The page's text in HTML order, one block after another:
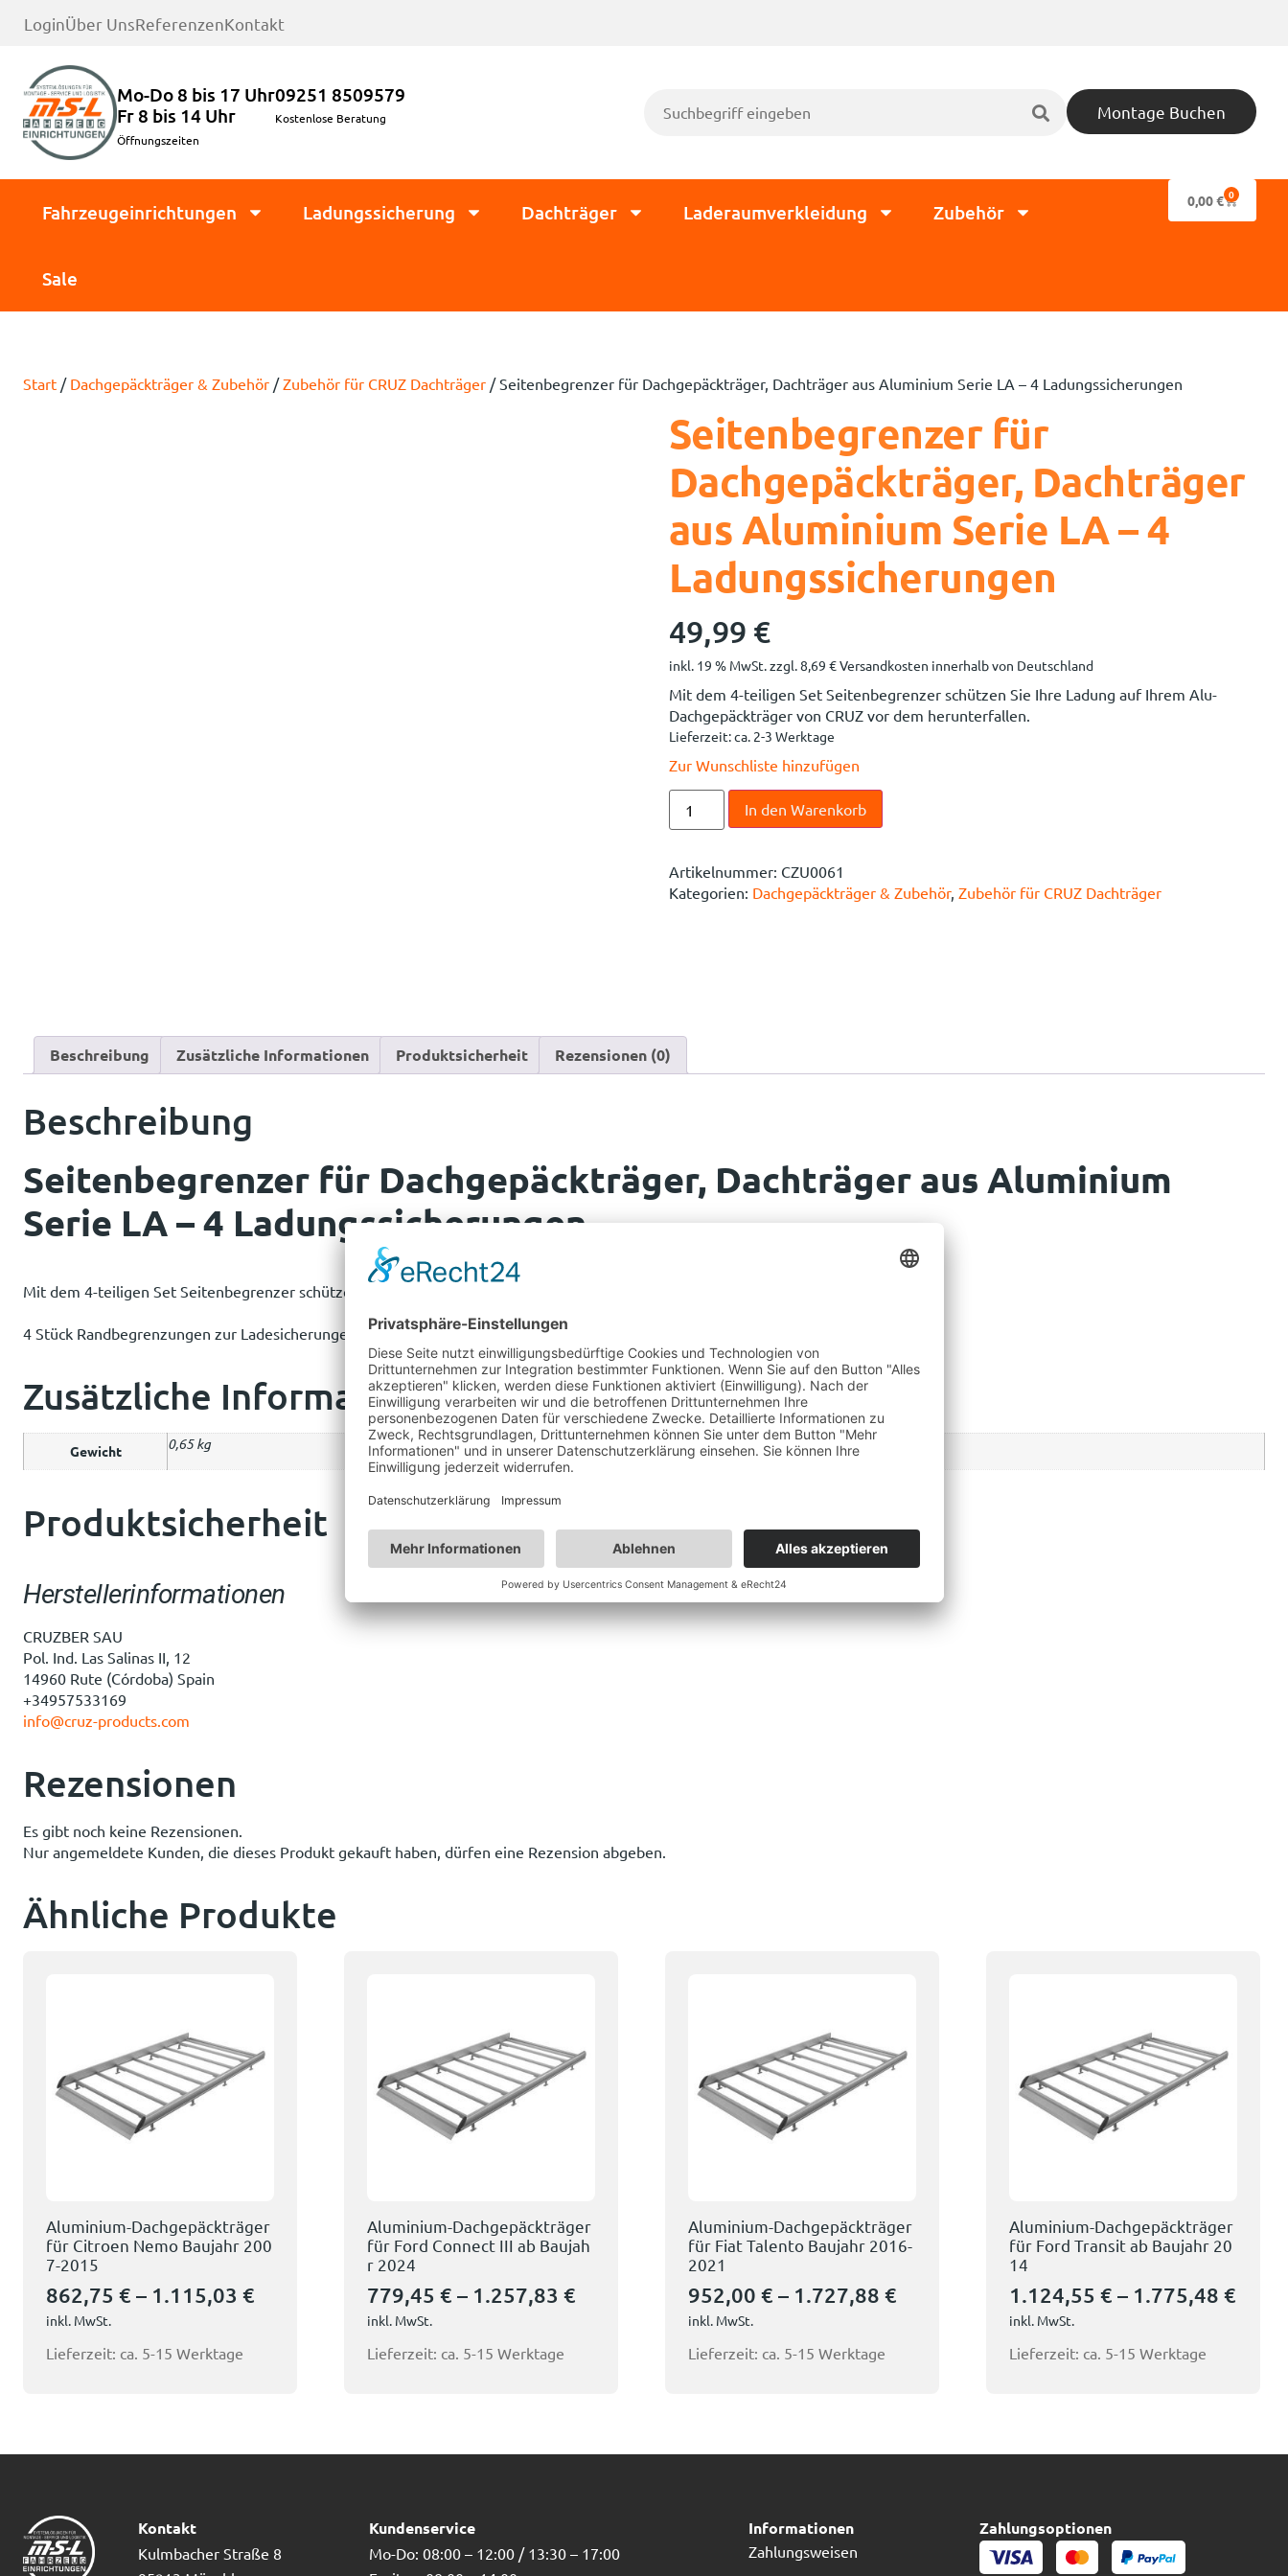
LoginÜber UnsReferenzenKontakt
Mo-Do 8 bis 17 Uhr
Fr 8 bis 14 Uhr
Öffnungszeiten
09251 8509579
Kostenlose Beratung Montage Buchen
Fahrzeugeinrichtungen Ladungssicherung Dachträger Laderaumverkleidung Zubehör
Sale
0,00€ 0
Start / Dachgepäckträger & Zubehör /Zubehör für CRUZ Dachträger / Seitenbegrenzer für Dachgepäckträger, Dachträger aus Aluminium Serie LA – 4 Ladungssicherungen
Seitenbegrenzer für
Dachgepäckträger, Dachträger
aus Aluminium Serie LA – 4
Ladungssicherungen
49,99 €
inkl. 19 % MwSt.zzgl.8,69 €Versandkosten innerhalb von Deutschland
Mit dem 4-teiligen Set Seitenbegrenzer schützen Sie Ihre Ladung auf Ihrem Alu-
Dachgepäckträger von CRUZ vor dem herunterfallen.
Lieferzeit:ca. 2-3 Werktage
Zur Wunschliste hinzufügen
In den Warenkorb
Artikelnummer: CZU0061
Kategorien: Dachgepäckträger & Zubehör, Zubehör für CRUZ Dachträger
Beschreibung Zusätzliche Informationen Produktsicherheit Rezensionen (0)
Beschreibung
Seitenbegrenzer für Dachgepäckträger, Dachträger aus Aluminium
Serie LA – 4 Ladungssicherungen
Mit dem 4-teiligen Set Seitenbegrenzer schützen Sie Ihre Ladung auf Ihrem Alu-Dachgepäckträger von CRUZ vor dem herunterfallen.
4 Stück Randbegrenzungen zur Ladesicherungen für Dachgepäckträger LA – 10 cm hoch
Zusätzliche Informationen
Gewicht 0,65 kg
Produktsicherheit
Herstellerinformationen
CRUZBER SAU
Pol. Ind. Las Salinas II, 12
14960 Rute (Córdoba) Spain
+34957533169
info@cruz-products.com
Rezensionen
Es gibt noch keine Rezensionen.
Nur angemeldete Kunden, die dieses Produkt gekauft haben, dürfen eine Rezension abgeben.
Ähnliche Produkte
Aluminium-Dachgepäckträger
für Citroen Nemo Baujahr 200
7-2015
862,75 € – 1.115,03 €
inkl. MwSt.
Lieferzeit: ca. 5-15 Werktage
Aluminium-Dachgepäckträger
für Ford Connect III ab Baujah
r 2024
779,45 € – 1.257,83 €
inkl. MwSt.
Lieferzeit: ca. 5-15 Werktage
Aluminium-Dachgepäckträger
für Fiat Talento Baujahr 2016-
2021
952,00 € – 1.727,88 €
inkl. MwSt.
Lieferzeit: ca. 5-15 Werktage
Aluminium-Dachgepäckträger
für Ford Transit ab Baujahr 20
14
1.124,55 € – 1.775,48 €
inkl. MwSt.
Lieferzeit: ca. 5-15 Werktage
Kontakt
Kulmbacher Straße 8
Kundenservice
Mo-Do: 08:00 – 12:00 / 13:30 – 17:00
Informationen
Zahlungsweisen
Zahlungsoptionen